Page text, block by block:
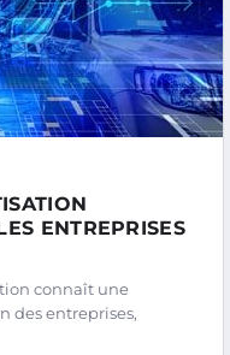
ENTREPRISES
connaît une
des entreprises,